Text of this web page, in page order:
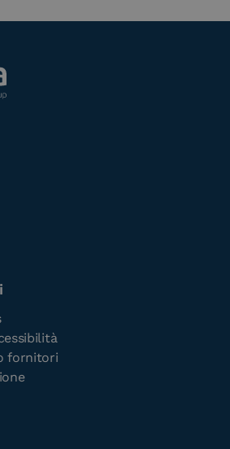
fornitori